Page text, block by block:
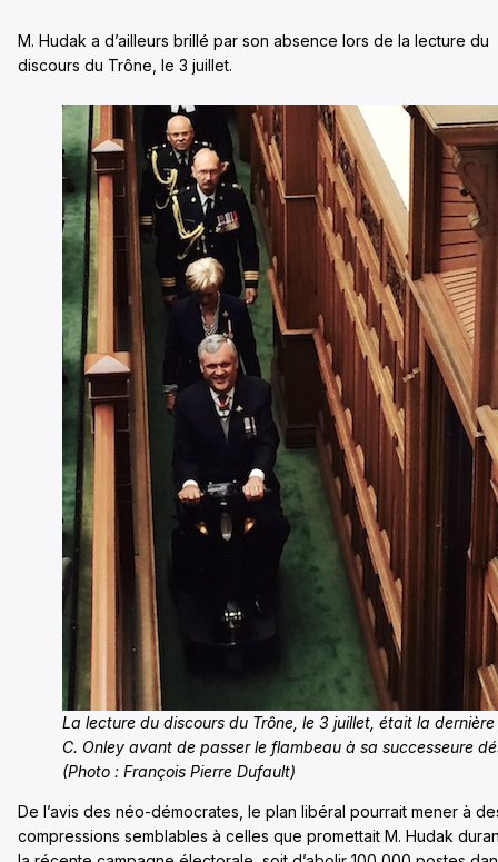
M. Hudak a d’ailleurs brillé par son absence lors de la lecture du
discours du Trône, le 3 juillet.
La lecture du discours du Trône, le 3 juillet, était la
C. Onley avant de passer le flambeau à sa successeure
(Photo : François Pierre Dufault)
De l’avis des néo-démocrates, le plan libéral pourrait mener à
compressions semblables à celles que promettait M. Hudak